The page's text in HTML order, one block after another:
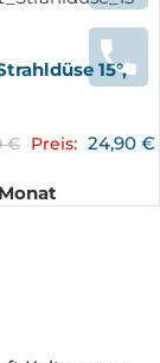
15°,
€ Preis: 24,90 €